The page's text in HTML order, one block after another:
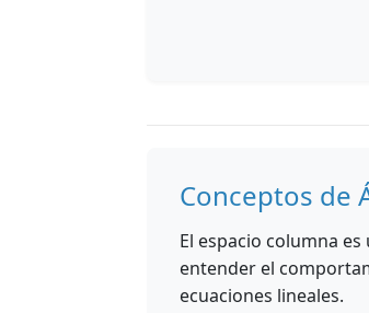
Conceptos de
El espacio columna
entender el
ecuaciones lineales.